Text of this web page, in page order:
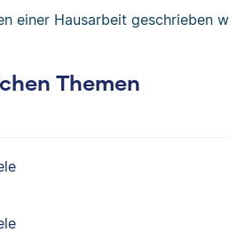
einer Hausarbeit geschrieben
Themen